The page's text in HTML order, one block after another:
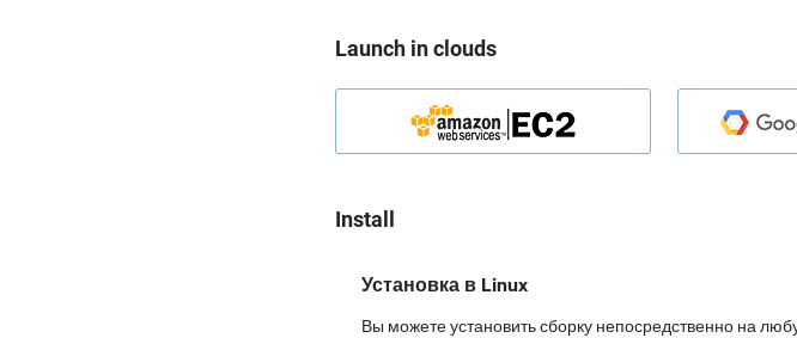
Launch in clouds
Install
Установка в Linux
Вы можете установить сборку непосредственно на